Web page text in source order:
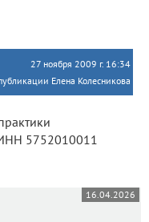
27 ноября 2009 г. 16:34
Елена Колесникова
5752010011
16.04.2026